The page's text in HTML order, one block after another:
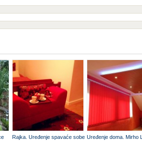
Rajka. Uređenje spavaće sobe Uređenje doma. Mirho L.